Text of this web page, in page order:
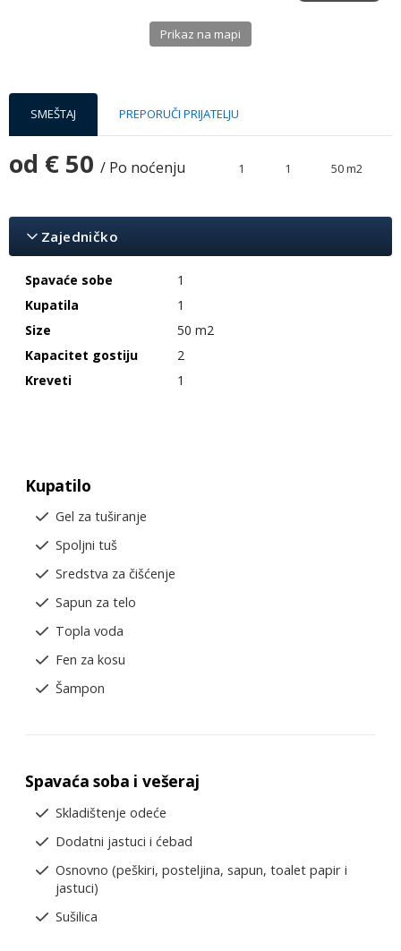
Prikaz na mapi
SMEŠTAJ PREPORUČI PRIJATELJU
od € 50 / Po noćenju 1 1 50 m2
Zajedničko
Spavaće sobe
1
Kupatila
1
Size
50 m2
Kapacitet gostiju
2
Kreveti
1
Kupatilo
Gel za tuširanje
Spoljni tuš
Sredstva za čišćenje
Sapun za telo
Topla voda
Fen za kosu
Šampon
Spavaća soba i vešeraj
Skladištenje odeće
Dodatni jastuci i ćebad
Osnovno (peškiri, posteljina, sapun, toalet papir i
jastuci)
Sušilica